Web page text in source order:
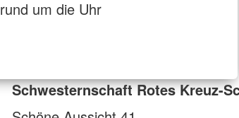
rund um die Uhr
Schwesternschaft Rotes Kreuz-